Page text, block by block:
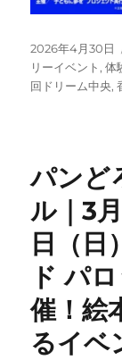
投
稿
日:
2026年4月30日
リーイベント ,体
回ドリーム中央,
パンど
ル｜3
日（
ド パ
催！絵
るイベ